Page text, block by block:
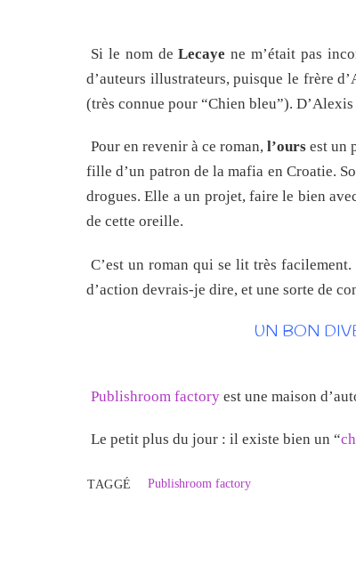
Si le nom deLecaye ne m’était pas
d’auteurs illustrateurs, puisque le frère
(très connue pour “Chien bleu”).
Pour en revenir à ce roman,l’ours est un
fille d’un patron de la mafia en Croatie.
drogues. Elle a un projet, faire le bien
de cette oreille.
C’est un roman qui se lit très
d’action devrais-je dire, et une sorte de
UN BON
Publishroom factory est une maison
Le petit plus du jour : il existe bien un “
TAGGÉ Publishroom factory